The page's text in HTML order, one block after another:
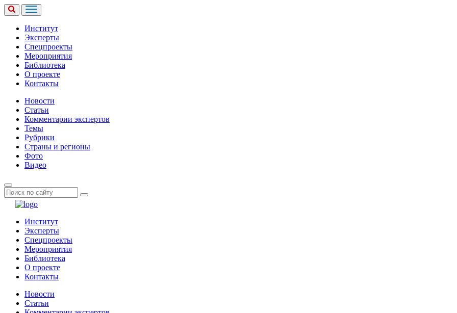
Институт
Эксперты
Спецпроекты
Мероприятия
Библиотека
О проекте
Контакты
Новости
Статьи
Комментарии экспертов
Темы
Рубрики
Страны и регионы
Фото
Видео
Институт
Эксперты
Спецпроекты
Мероприятия
Библиотека
О проекте
Контакты
Новости
Статьи